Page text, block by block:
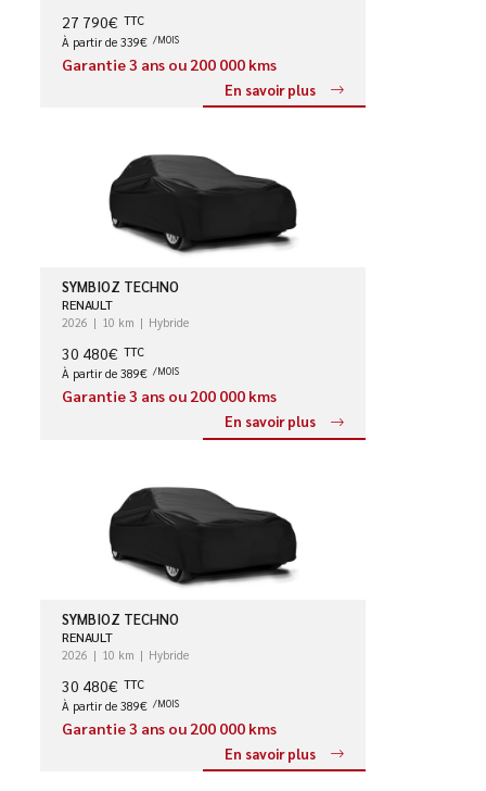
27 790€ TTC
À partir de 339€ /MOIS
Garantie 3 ans ou 200 000 kms
En savoir plus
SYMBIOZ TECHNO
RENAULT
2026 10 km Hybride
30 480€ TTC
À partir de 389€ /MOIS
Garantie 3 ans ou 200 000 kms
En savoir plus
SYMBIOZ TECHNO
RENAULT
2026 10 km Hybride
30 480€ TTC
À partir de 389€ /MOIS
Garantie 3 ans ou 200 000 kms
En savoir plus